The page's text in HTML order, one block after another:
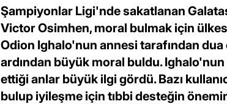
Şampiyonlar Ligi'nde sakatlanan
Victor Osimhen, moral bulmak için
Odion Ighalo'nun annesi tarafından
ardından büyük moral buldu.
ettiği anlar büyük ilgi gördü. Bazı
bulup iyileşme için tıbbi desteğin